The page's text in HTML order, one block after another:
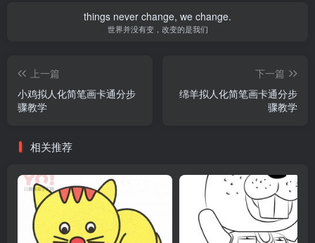
things never change, we change.
世界并没有变，改变的是我们
上一篇
小鸡拟人化简笔画卡通分步
骤教学
下一篇
绵羊拟人化简笔画卡通分步
骤教学
相关推荐